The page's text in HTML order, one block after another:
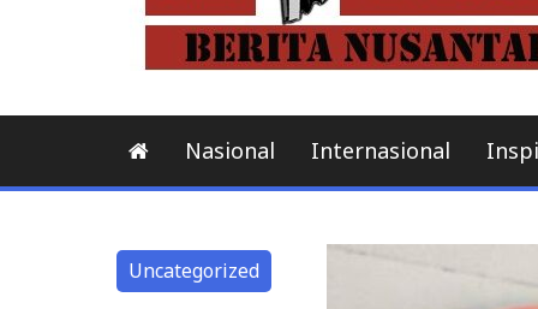
Nasional Internasional
Uncategorized